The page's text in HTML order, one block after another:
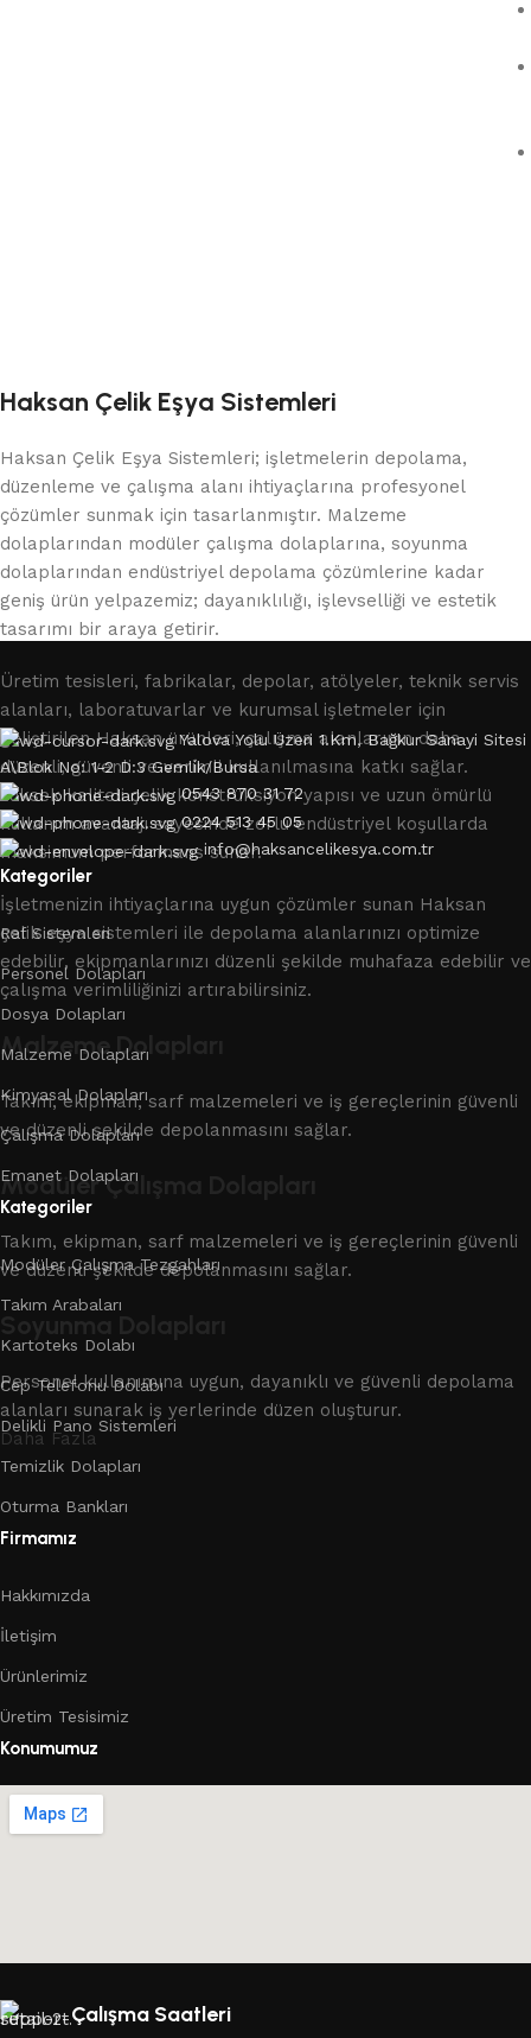
Haksan Çelik Eşya Sistemleri
Haksan Çelik Eşya Sistemleri; işletmelerin depolama,
düzenleme ve çalışma alanı ihtiyaçlarına profesyonel
çözümler sunmak için tasarlanmıştır. Malzeme
dolaplarından modüler çalışma dolaplarına, soyunma
dolaplarından endüstriyel depolama çözümlerine kadar
geniş ürün yelpazemiz; dayanıklılığı, işlevselliği ve estetik
tasarımı bir araya getirir.
Üretim tesisleri, fabrikalar, depolar, atölyeler, teknik servis
alanları, laboratuvarlar ve kurumsal işletmeler için
geliştirilen Haksan ürünleri, çalışma alanlarının daha
düzenli, güvenli ve verimli kullanılmasına katkı sağlar.
Yüksek kaliteli çelik konstrüksiyon yapısı ve uzun ömürlü
kullanım avantajı sayesinde zorlu endüstriyel koşullarda
maksimum performans sunar.
İşletmenizin ihtiyaçlarına uygun çözümler sunan Haksan
çelik eşya sistemleri ile depolama alanlarınızı optimize
edebilir, ekipmanlarınızı düzenli şekilde muhafaza edebilir ve
çalışma verimliliğinizi artırabilirsiniz.
Malzeme Dolapları
Takım, ekipman, sarf malzemeleri ve iş gereçlerinin güvenli
ve düzenli şekilde depolanmasını sağlar.
Modüler Çalışma Dolapları
Takım, ekipman, sarf malzemeleri ve iş gereçlerinin güvenli
ve düzenli şekilde depolanmasını sağlar.
Personel kullanımına uygun, dayanıklı ve güvenli depolama
alanları sunarak iş yerlerinde düzen oluşturur.
Daha Fazla
Yalova Yolu Üzeri 1.Km, Bağkur Sanayi Sitesi
A\Blok No: 1-2 D:3 Gemli̇k/Bursa
0543 870 31 72
0224 513 45 05
info@haksancelikesya.com.tr
Kategoriler
Raf Sistemleri
Personel Dolapları
Dosya Dolapları
Malzeme Dolapları
Kimyasal Dolapları
Çalışma Dolapları
Emanet Dolapları
Kategoriler
Modüler Çalışma Tezgahları
Takım Arabaları
Kartoteks Dolabı
Cep Telefonu Dolabı
Delikli Pano Sistemleri
Temizlik Dolapları
Oturma Bankları
Firmamız
Hakkımızda
İletişim
Ürünlerimiz
Üretim Tesisimiz
Konumumuz
Çalışma Saatleri